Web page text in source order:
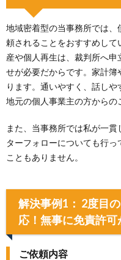
地域密着型の当事務所では
頼されることをおすすめし
産や個人再生は、裁判所へ
せが必要だからです。家計
ります。通いやすく、話しや
地元の個人事業主の方からの
また、当事務所では私が一
ターフォローについても行
こともありません。
解決事例1： 2度目
応！無事に免責許
ご依頼内容